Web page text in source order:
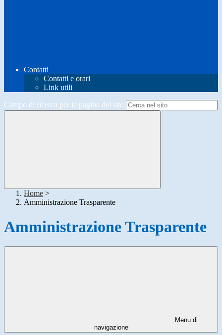
Contatti
Contatti e orari
Link utili
Campo di ricerca per le pagine del sito
Home >
Amministrazione Trasparente
Amministrazione Trasparente
Menu di
navigazione